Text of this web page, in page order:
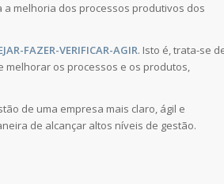
melhoria dos processos produtivos dos
FAZER-VERIFICAR-AGIR. Isto é, trata-se
melhorar os processos e os produtos,
de uma empresa mais claro, ágil e
de alcançar altos níveis de gestão.